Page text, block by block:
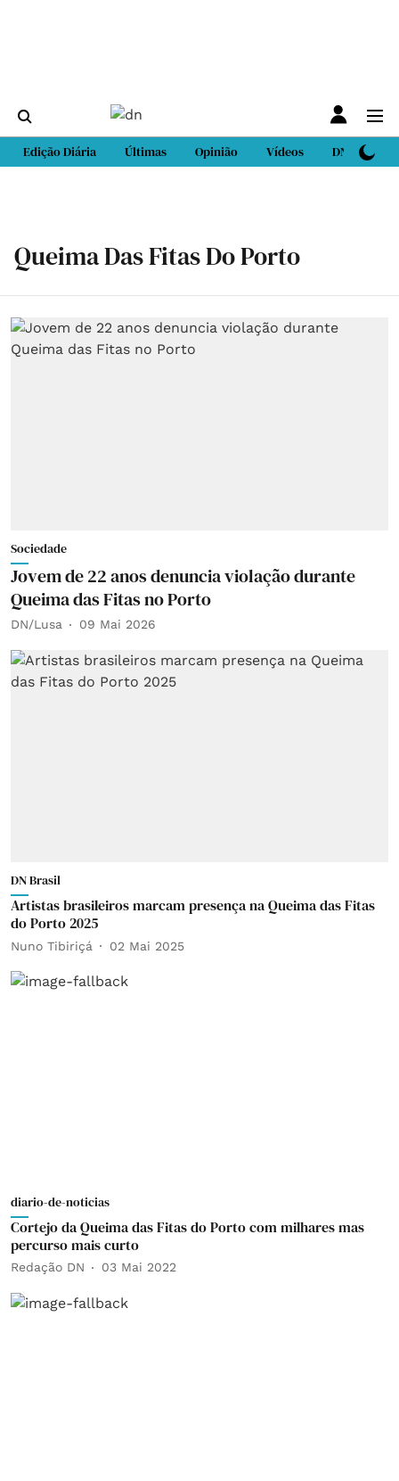
Edição Diária Últimas Opinião Vídeos DN Sport
Queima Das Fitas Do Porto
Sociedade
Jovem de 22 anos denuncia violação durante
Queima das Fitas no Porto
DN/Lusa 09 Mai 2026
DN Brasil
Artistas brasileiros marcam presença na Queima das Fitas
do Porto 2025
Nuno Tibiriçá 02 Mai 2025
diario-de-noticias
Cortejo da Queima das Fitas do Porto com milhares mas
percurso mais curto
Redação DN 03 Mai 2022